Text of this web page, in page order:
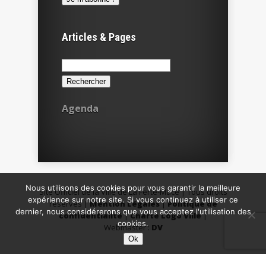
Articles & Pages
Rechercher :
Agenda
Site Officiel de la Ville de La Ferté-Macé | Tous droits
réservés |Mention Légales|Politique de
confidentialité|Charte Logo Ville|
Webmaster : DV
Nous utilisons des cookies pour vous garantir la meilleure
expérience sur notre site. Si vous continuez à utiliser ce
dernier, nous considérerons que vous acceptez l'utilisation des
cookies.
Ok